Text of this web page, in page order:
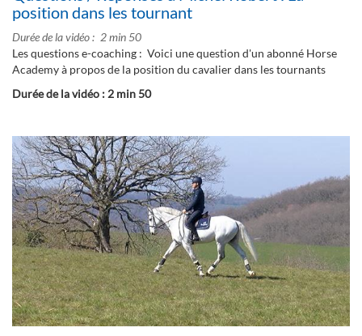
position dans les tournant
Durée de la vidéo
2 min 50
Les questions e-coaching : Voici une question d'un abonné Horse
Academy à propos de la position du cavalier dans les tournants
Durée de la vidéo : 2 min 50